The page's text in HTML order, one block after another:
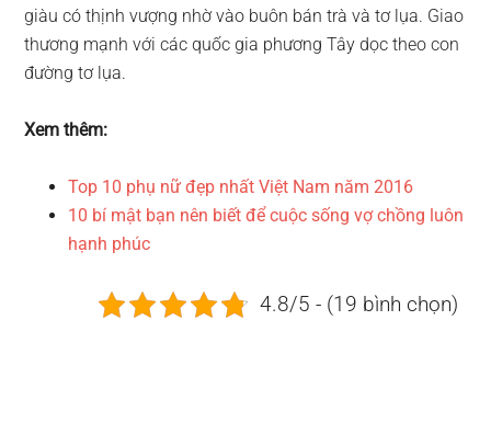
giàu có thịnh vượng nhờ vào buôn bán trà và tơ lụa. Giao
thương mạnh với các quốc gia phương Tây dọc theo con
đường tơ lụa.
Xem thêm:
Top 10 phụ nữ đẹp nhất Việt Nam năm 2016
10 bí mật bạn nên biết để cuộc sống vợ chồng luôn
hạnh phúc
4.8/5 - (19 bình chọn)